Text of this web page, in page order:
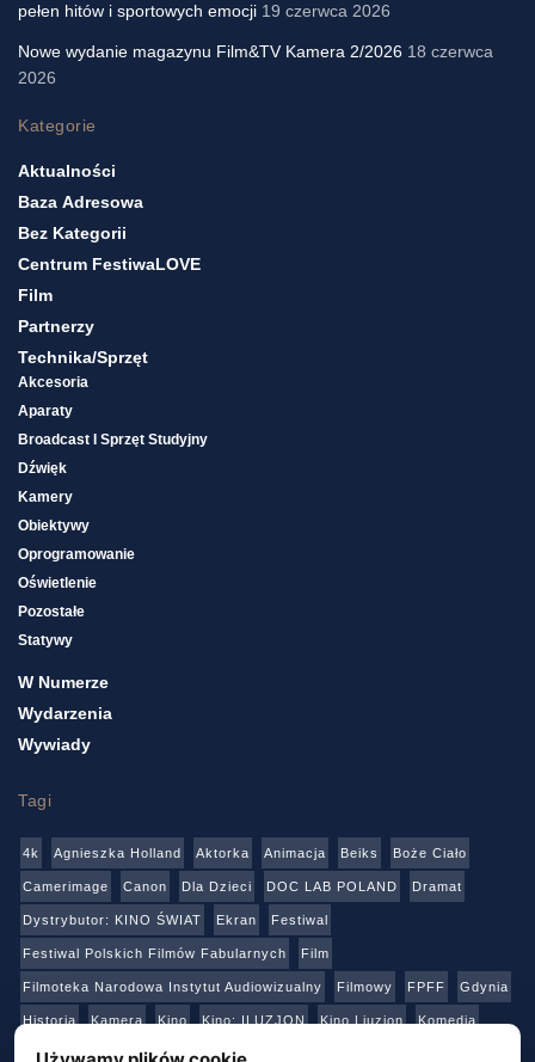
pełen hitów i sportowych emocji 19 czerwca 2026
Nowe wydanie magazynu Film&TV Kamera 2/2026 18 czerwca
2026
Kategorie
Aktualności
Baza Adresowa
Bez Kategorii
Centrum FestiwaLOVE
Film
Partnerzy
Technika/sprzęt
Akcesoria
Aparaty
Broadcast I Sprzęt Studyjny
Dźwięk
Kamery
Obiektywy
Oprogramowanie
Oświetlenie
Pozostałe
Statywy
W Numerze
Wydarzenia
Wywiady
Tagi
4k Agnieszka Holland Aktorka Animacja Beiks Boże Ciało
Camerimage Canon Dla Dzieci DOC LAB POLAND Dramat
Dystrybutor: KINO ŚWIAT Ekran Festiwal
Festiwal Polskich Filmów Fabularnych Film
Filmoteka Narodowa Instytut Audiowizualny Filmowy FPFF Gdynia
Historia Kamera Kino Kino: ILUZJON Kino Liuzjon Komedia
Konkurs Netflix Online Panasonic